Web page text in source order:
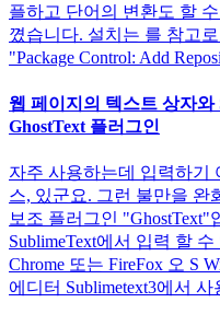
플하고 단어의 변환도 할
꼈습니다. 설치는 를 참고
"Package Control: Add
웹 페이지의 텍스트 상자
GhostText 플러그인
자주 사용하는데 입력하기
스, 있군요. 그런 불만을 완
보조 플러그인 "GhostText"
SublimeText에서 입력 할
Chrome 또는 FireFox 오 S
에디터 Sublimetext3에서 사